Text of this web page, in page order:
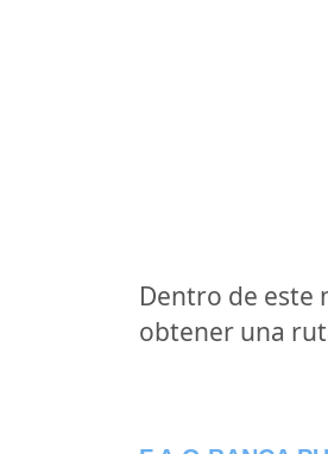
Dentro de este
obtener una